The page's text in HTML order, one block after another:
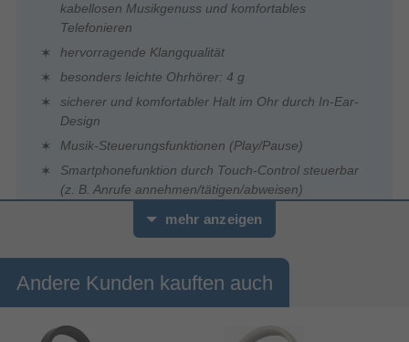
kabellosen Musikgenuss und komfortables
Telefonieren
hervorragende Klangqualität
besonders leichte Ohrhörer: 4 g
sicherer und komfortabler Halt im Ohr durch In-Ear-
Design
Musik-Steuerungsfunktionen (Play/Pause)
Smartphonefunktion durch Touch-Control steuerbar
(z. B. Anrufe annehmen/tätigen/abweisen)
Lautstärke über Sprachassistenten steuerbar
Musikzeit: 6 h bei vollgeladenem Headset
Gesprächszeit: 6 h bei vollgeladenem Headset
mit der Ladebox kann das Headset bis zu 4x
unterwegs nachgeladen werden - dank integriertem
Akku ohne externe Stromversorgung
mehr anzeigen
Andere Kunden kauften auch